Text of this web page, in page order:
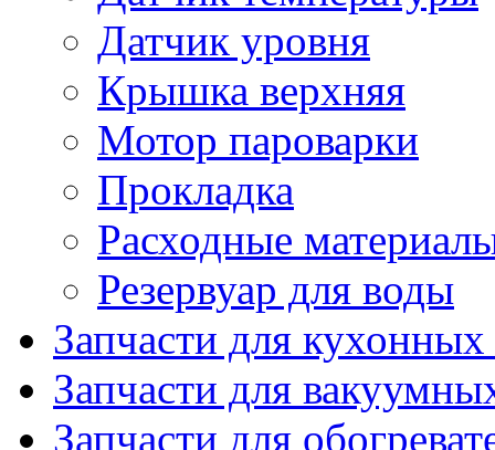
Датчик уровня
Крышка верхняя
Мотор пароварки
Прокладка
Расходные
Резервуар для воды
Запчасти для
Запчасти для
Запчасти для